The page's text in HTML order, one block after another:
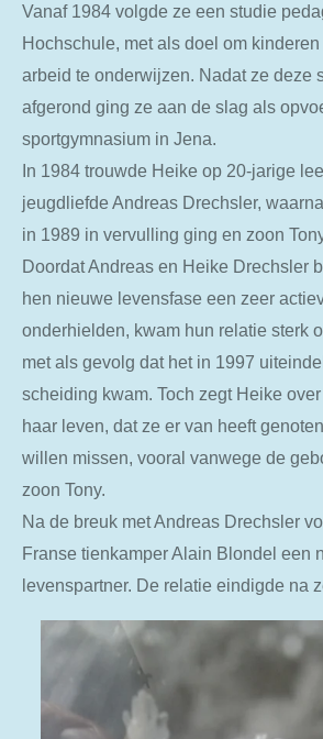
Vanaf 1984 volgde ze een studie
Hochschule, met als doel om
arbeid te onderwijzen. Nadat ze deze
afgerond ging ze aan de slag als
sportgymnasium in Jena.
In 1984 trouwde Heike op 20-jarige
jeugdliefde Andreas Drechsler,
in 1989 in vervulling ging en zoon
Doordat Andreas en Heike Drechsler
hen nieuwe levensfase een zeer
onderhielden, kwam hun relatie sterk
met als gevolg dat het in 1997
scheiding kwam. Toch zegt Heike
haar leven, dat ze er van heeft
willen missen, vooral vanwege de
zoon Tony.
Na de breuk met Andreas Drechsler
Franse tienkamper Alain Blondel een
levenspartner. De relatie eindigde na